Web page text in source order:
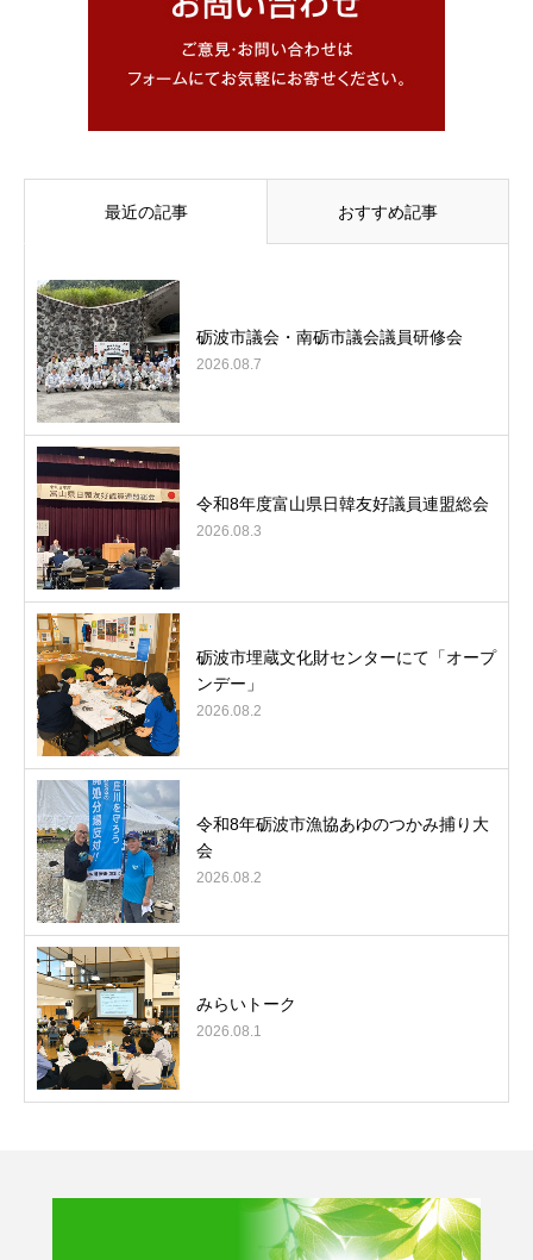
最近の記事 おすすめ記事
砺波市議会・南砺市議会議員研修会
2026.08.7
令和8年度富山県日韓友好議員連盟総会
2026.08.3
砺波市埋蔵文化財センターにて「オープ
ンデー」
2026.08.2
令和8年砺波市漁協あゆのつかみ捕り大
会
2026.08.2
みらいトーク
2026.08.1